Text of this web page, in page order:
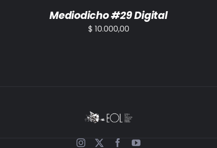
Mediodicho #29 Digital
$ 10.000,00